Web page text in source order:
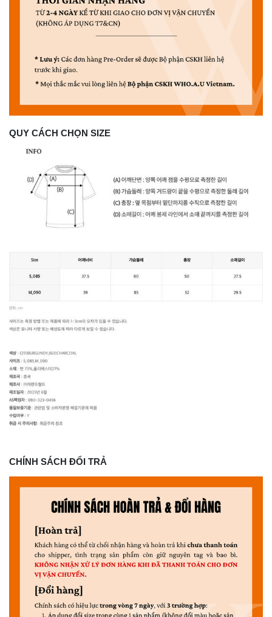
QUY CÁCH CHỌN SIZE
CHÍNH SÁCH ĐỔI TRẢ